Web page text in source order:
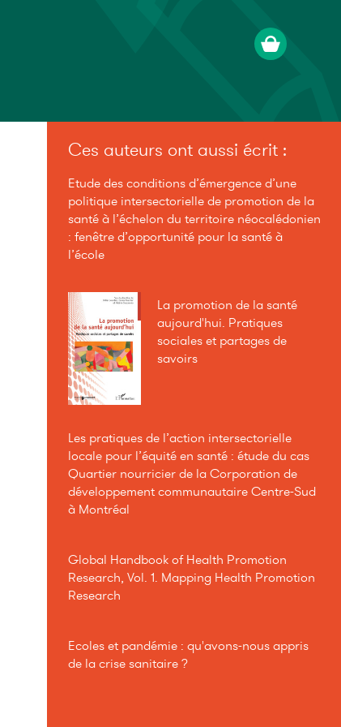
Ces auteurs ont aussi écrit :
Etude des conditions d’émergence d’une
politique intersectorielle de promotion de la
santé à l’échelon du territoire néocalédonien
: fenêtre d’opportunité pour la santé à
l’école
La promotion de la santé
aujourd'hui. Pratiques
sociales et partages de
savoirs
Les pratiques de l’action intersectorielle
locale pour l’équité en santé : étude du cas
Quartier nourricier de la Corporation de
développement communautaire Centre-Sud
à Montréal
Global Handbook of Health Promotion
Research, Vol. 1. Mapping Health Promotion
Research
Ecoles et pandémie : qu'avons-nous appris
de la crise sanitaire ?